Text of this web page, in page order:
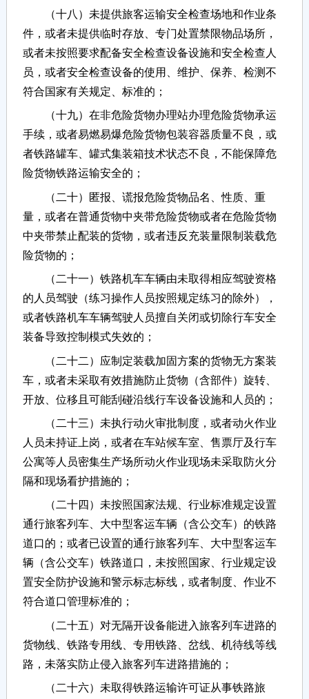
（十八）未提供旅客运输安全检查场地和作业条
件，或者未提供临时存放、专门处置禁限物品场所，
或者未按照要求配备安全检查设备设施和安全检查人
员，或者安全检查设备的使用、维护、保养、检测不
符合国家有关规定、标准的；
（十九）在非危险货物办理站办理危险货物承运
手续，或者易燃易爆危险货物包装容器质量不良，或
者铁路罐车、罐式集装箱技术状态不良，不能保障危
险货物铁路运输安全的；
（二十）匿报、谎报危险货物品名、性质、重
量，或者在普通货物中夹带危险货物或者在危险货物
中夹带禁止配装的货物，或者违反充装量限制装载危
险货物的；
（二十一）铁路机车车辆由未取得相应驾驶资格
的人员驾驶（练习操作人员按照规定练习的除外），
或者铁路机车车辆驾驶人员擅自关闭或切除行车安全
装备导致控制模式失效的；
（二十二）应制定装载加固方案的货物无方案装
车，或者未采取有效措施防止货物（含部件）旋转、
开放、位移且可能刮碰沿线行车设备设施和人员的；
（二十三）未执行动火审批制度，或者动火作业
人员未持证上岗，或者在车站候车室、售票厅及行车
公寓等人员密集生产场所动火作业现场未采取防火分
隔和现场看护措施的；
（二十四）未按照国家法规、行业标准规定设置
通行旅客列车、大中型客运车辆（含公交车）的铁路
道口的；或者已设置的通行旅客列车、大中型客运车
辆（含公交车）铁路道口，未按照国家、行业规定设
置安全防护设施和警示标志标线，或者制度、作业不
符合道口管理标准的；
（二十五）对无隔开设备能进入旅客列车进路的
货物线、铁路专用线、专用铁路、岔线、机待线等线
路，未落实防止侵入旅客列车进路措施的；
（二十六）未取得铁路运输许可证从事铁路旅